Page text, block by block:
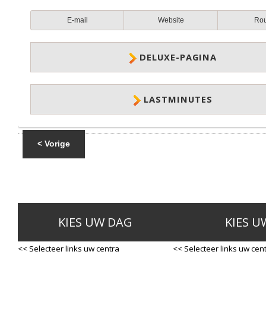
E-mail Website
DELUXE-PAGINA
LASTMINUTES
< Vorige
KIES UW DAG
<< Selecteer links uw centra
KIES
<< Selecteer links uw